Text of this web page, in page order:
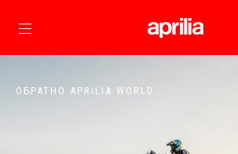
Основна страница
ОБРАТНО APRILIA WORLD